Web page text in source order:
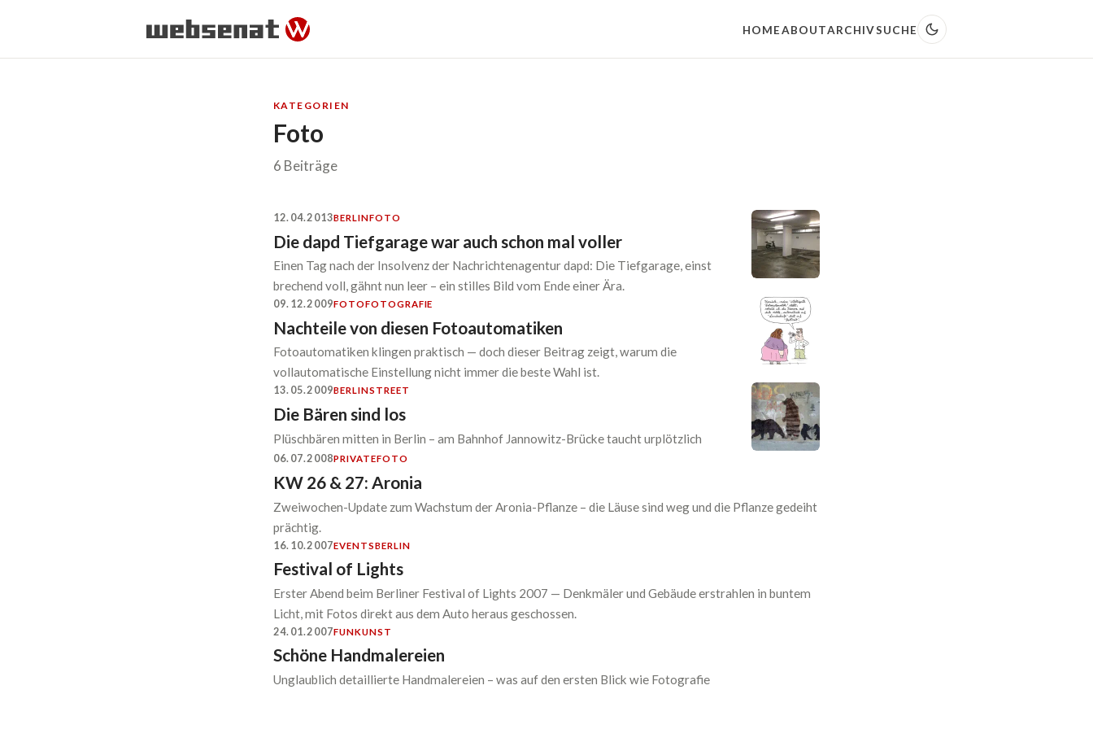
HOMEABOUTARCHIVSUCHE
KATEGORIEN
Foto
6 Beiträge
12.04.2013BERLINFOTO
Die dapd Tiefgarage war auch schon mal voller
Einen Tag nach der Insolvenz der Nachrichtenagentur dapd: Die Tiefgarage, einst
brechend voll, gähnt nun leer – ein stilles Bild vom Ende einer Ära.
09.12.2009FOTOFOTOGRAFIE
Nachteile von diesen Fotoautomatiken
Fotoautomatiken klingen praktisch — doch dieser Beitrag zeigt, warum die
vollautomatische Einstellung nicht immer die beste Wahl ist.
13.05.2009BERLINSTREET
Die Bären sind los
Plüschbären mitten in Berlin – am Bahnhof Jannowitz-Brücke taucht urplötzlich
06.07.2008PRIVATEFOTO
KW 26 & 27: Aronia
Zweiwochen-Update zum Wachstum der Aronia-Pflanze – die Läuse sind weg und die Pflanze gedeiht
prächtig.
16.10.2007EVENTSBERLIN
Festival of Lights
Erster Abend beim Berliner Festival of Lights 2007 — Denkmäler und Gebäude erstrahlen in buntem
Licht, mit Fotos direkt aus dem Auto heraus geschossen.
24.01.2007FUNKUNST
Schöne Handmalereien
Unglaublich detaillierte Handmalereien – was auf den ersten Blick wie Fotografie